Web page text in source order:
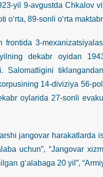
yil 9-avgustda Chkalov
o‘rta, 89-sonli o‘rta
3-
dekabr oyidan
Salomatligini
14-diviziya 56-
oylarida 27-sonli
jangovar harakatlarda
uchun”, “Jangovar
g‘alabaga 20 yil”,